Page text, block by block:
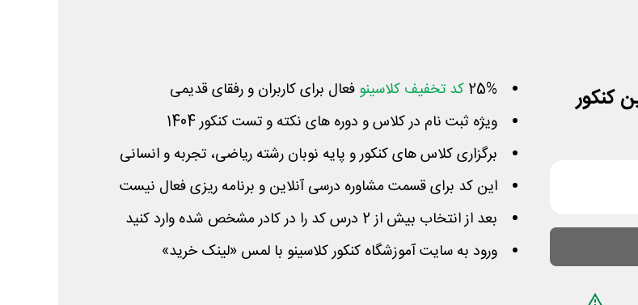
25% کد تخفیف کلاسینو فعال برای کاربران و رفقای قدیمی
ویژه ثبت نام در کلاس و دوره های نکته و تست کنکور 1404
برگزاری کلاس های کنکور و پایه نوبان رشته ریاضی، تجربه و انسانی
این کد برای قسمت مشاوره درسی آنلاین و برنامه ریزی فعال نیست
بعد از انتخاب بیش از 2 درس کد را در کادر مشخص شده وارد کنید
ورود به سایت آموزشگاه کنکور کلاسینو با لمس «لینک خرید»